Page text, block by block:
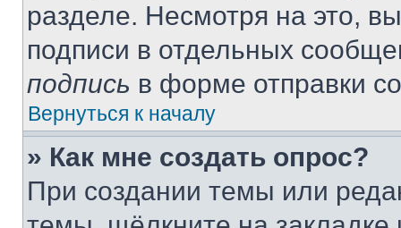
разделе. Несмотря на это,
подписи в отдельных
подпись в форме отправки
Вернуться к началу
» Как мне создать опрос?
При создании темы или